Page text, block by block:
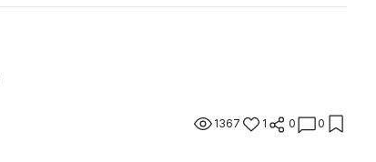
1367 1 0 0